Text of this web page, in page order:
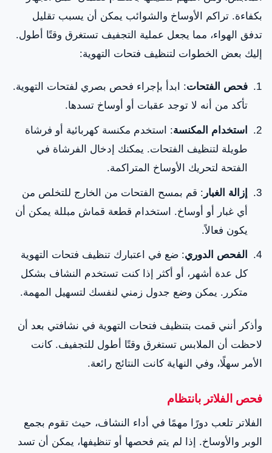
بكفاءة. تراكم الأوساخ والشوائب يمكن أن يسبب تقليل
تدفق الهواء، مما يجعل عملية التجفيف تستغرق وقتًا أطول.
إليك بعض الخطوات لتنظيف فتحات التهوية:
فحص الفتحات: ابدأ بإجراء فحص بصري لفتحات التهوية.
تأكد من أنه لا توجد عقبات أو أوساخ تسدها.
استخدام المكنسة: استخدم مكنسة كهربائية أو فرشاة
طويلة لتنظيف الفتحات. يمكنك إدخال الفرشاة في
الفتحة لتحريك الأوساخ المتراكمة.
إزالة الغبار : قم بمسح الفتحات من الخارج للتخلص من
أي غبار أو أوساخ. استخدام قطعة قماش مبللة يمكن أن
يكون فعالاً.
الفحص الدوري: ضع في اعتبارك تنظيف فتحات التهوية
كل عدة أشهر، أو أكثر إذا كنت تستخدم النشاف بشكل
متكرر. يمكن وضع جدول زمني لنفسك لتسهيل المهمة.
وأذكر أنني قمت بتنظيف فتحات التهوية في نشافتي بعد أن
لاحظت أن الملابس تستغرق وقتًا أطول للتجفيف. كانت
الأمر سهلًا، وفي النهاية كانت النتائج رائعة.
فحص الفلاتر بانتظام
الفلاتر تلعب دورًا مهمًا في أداء النشاف، حيث تقوم بجمع
الوبر والأوساخ. إذا لم يتم فحصها أو تنظيفها، يمكن أن تسد